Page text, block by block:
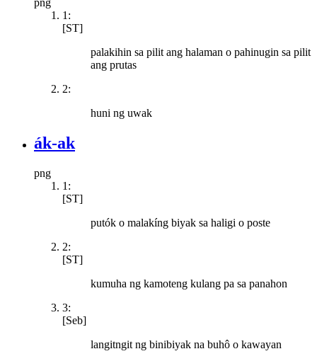
1:
[ST]
palakihin sa pilit ang halaman o pahinugin sa pilit
ang prutas
2:
huni ng uwak
ák-ak
png
1:
[ST]
putók o malakíng biyak sa haligi o poste
2:
[ST]
kumuha ng kamoteng kulang pa sa panahon
3:
[Seb]
langitngit ng binibiyak na buhô o kawayan